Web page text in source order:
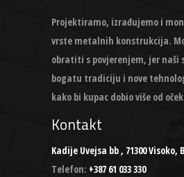
Projektiramo, izrađujemo i
vrste metalnih konstrukcija.
obratiti s povjerenjem, jer naši
bogatu tradiciju i nove
kako bi kupac dobio više od
Kontakt
Kadije Uvejsa bb , 71300 Visoko,
Telefon: +387 61 033 330